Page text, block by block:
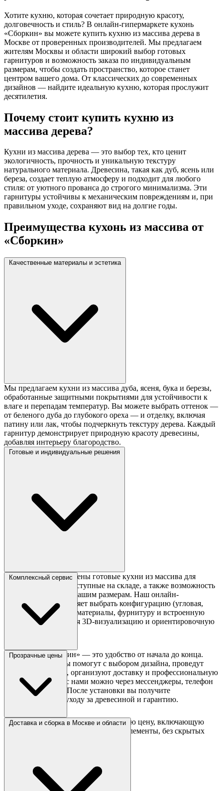
Хотите кухню, которая сочетает природную красоту,
долговечность и стиль? В онлайн-гипермаркете кухонь
«Сборкин» вы можете купить кухню из массива дерева в
Москве от проверенных производителей. Мы предлагаем
жителям Москвы и области широкий выбор готовых
гарнитуров и возможность заказа по индивидуальным
размерам, чтобы создать пространство, которое станет
центром вашего дома. От классических до современных
дизайнов — найдите идеальную кухню, которая прослужит
десятилетия.
Почему стоит купить кухню из
массива дерева?
Кухни из массива дерева — это выбор тех, кто ценит
экологичность, прочность и уникальную текстуру
натурального материала. Древесина, такая как дуб, ясень или
береза, создает теплую атмосферу и подходит для любого
стиля: от уютного прованса до строгого минимализма. Эти
гарнитуры устойчивы к механическим повреждениям и, при
правильном уходе, сохраняют вид на долгие годы.
Преимущества кухонь из массива от
«Сборкин»
Качественные материалы и эстетика
Мы предлагаем кухни из массива дуба, ясеня, бука и березы,
обработанные защитными покрытиями для устойчивости к
влаге и перепадам температур. Вы можете выбрать оттенок —
от беленого дуба до глубокого ореха — и отделку, включая
патину или лак, чтобы подчеркнуть текстуру дерева. Каждый
гарнитур демонстрирует природную красоту древесины,
добавляя интерьеру благородство.
Готовые и индивидуальные решения
В каталоге представлены готовые кухни из массива для
быстрой покупки, доступные на складе, а также возможность
заказа гарнитура по вашим размерам. Наш онлайн-
конфигуратор позволяет выбрать конфигурацию (угловая,
прямая, П-образная), материалы, фурнитуру и встроенную
технику, предоставляя 3D-визуализацию и ориентировочную
Комплексный сервис
Покупка в «Сборкин» — это удобство от начала до конца.
Наши специалисты помогут с выбором дизайна, проведут
замеры на объекте, организуют доставку и профессиональную
сборку. Связаться с нами можно через мессенджеры, телефон
или видеозвонки. После установки вы получите
рекомендации по уходу за древесиной и гарантию.
Прозрачные цены
В «Сборкин» вы сразу видите полную цену, включающую
фурнитуру, столешницы и базовые элементы, без скрытых
Доставка и сборка в Москве и области